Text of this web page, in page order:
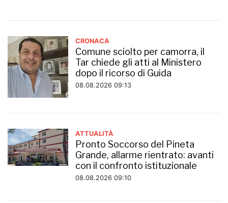
CRONACA
Comune sciolto per camorra, il
Tar chiede gli atti al Ministero
dopo il ricorso di Guida
08.08.2026 09:13
ATTUALITÀ
Pronto Soccorso del Pineta
Grande, allarme rientrato: avanti
con il confronto istituzionale
08.08.2026 09:10